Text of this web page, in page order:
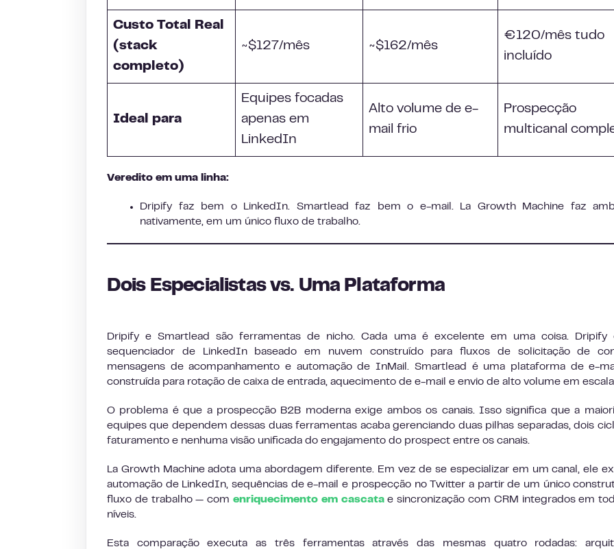
Custo Total Real
(stack
completo)
~$127/mês ~$162/mês
€120/mês tudo
incluído
Ideal para
Equipes focadas
apenas em
LinkedIn
Alto volume de e-
mail frio
Prospecção
multicanal
Veredito em uma linha:
Dripify faz bem o LinkedIn. Smartlead faz bem o e-mail. La Growth Machine faz
nativamente, em um único fluxo de trabalho.
Dois Especialistas vs. Uma Plataforma
Dripify e Smartlead são ferramentas de nicho. Cada uma é excelente em uma coisa. Dripify
sequenciador de LinkedIn baseado em nuvem construído para fluxos de solicitação de
mensagens de acompanhamento e automação de InMail. Smartlead é uma plataforma de e-
construída para rotação de caixa de entrada, aquecimento de e-mail e envio de alto volume em
O problema é que a prospecção B2B moderna exige ambos os canais. Isso significa que a
equipes que dependem dessas duas ferramentas acaba gerenciando duas pilhas separadas, dois
faturamento e nenhuma visão unificada do engajamento do prospect entre os canais.
La Growth Machine adota uma abordagem diferente. Em vez de se especializar em um canal, ele
automação de LinkedIn, sequências de e-mail e prospecção no Twitter a partir de um único
fluxo de trabalho — com enriquecimento em cascatae sincronização com CRM integrados em
níveis.
Esta comparação executa as três ferramentas através das mesmas quatro rodadas: